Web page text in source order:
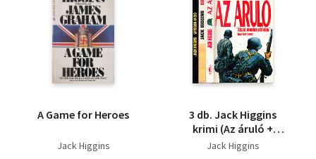
A Game for Heroes
Jack Higgins
3 db. Jack Higgins
krimi (Az áruló +
Dillinger + Windsor
Jack Higgins